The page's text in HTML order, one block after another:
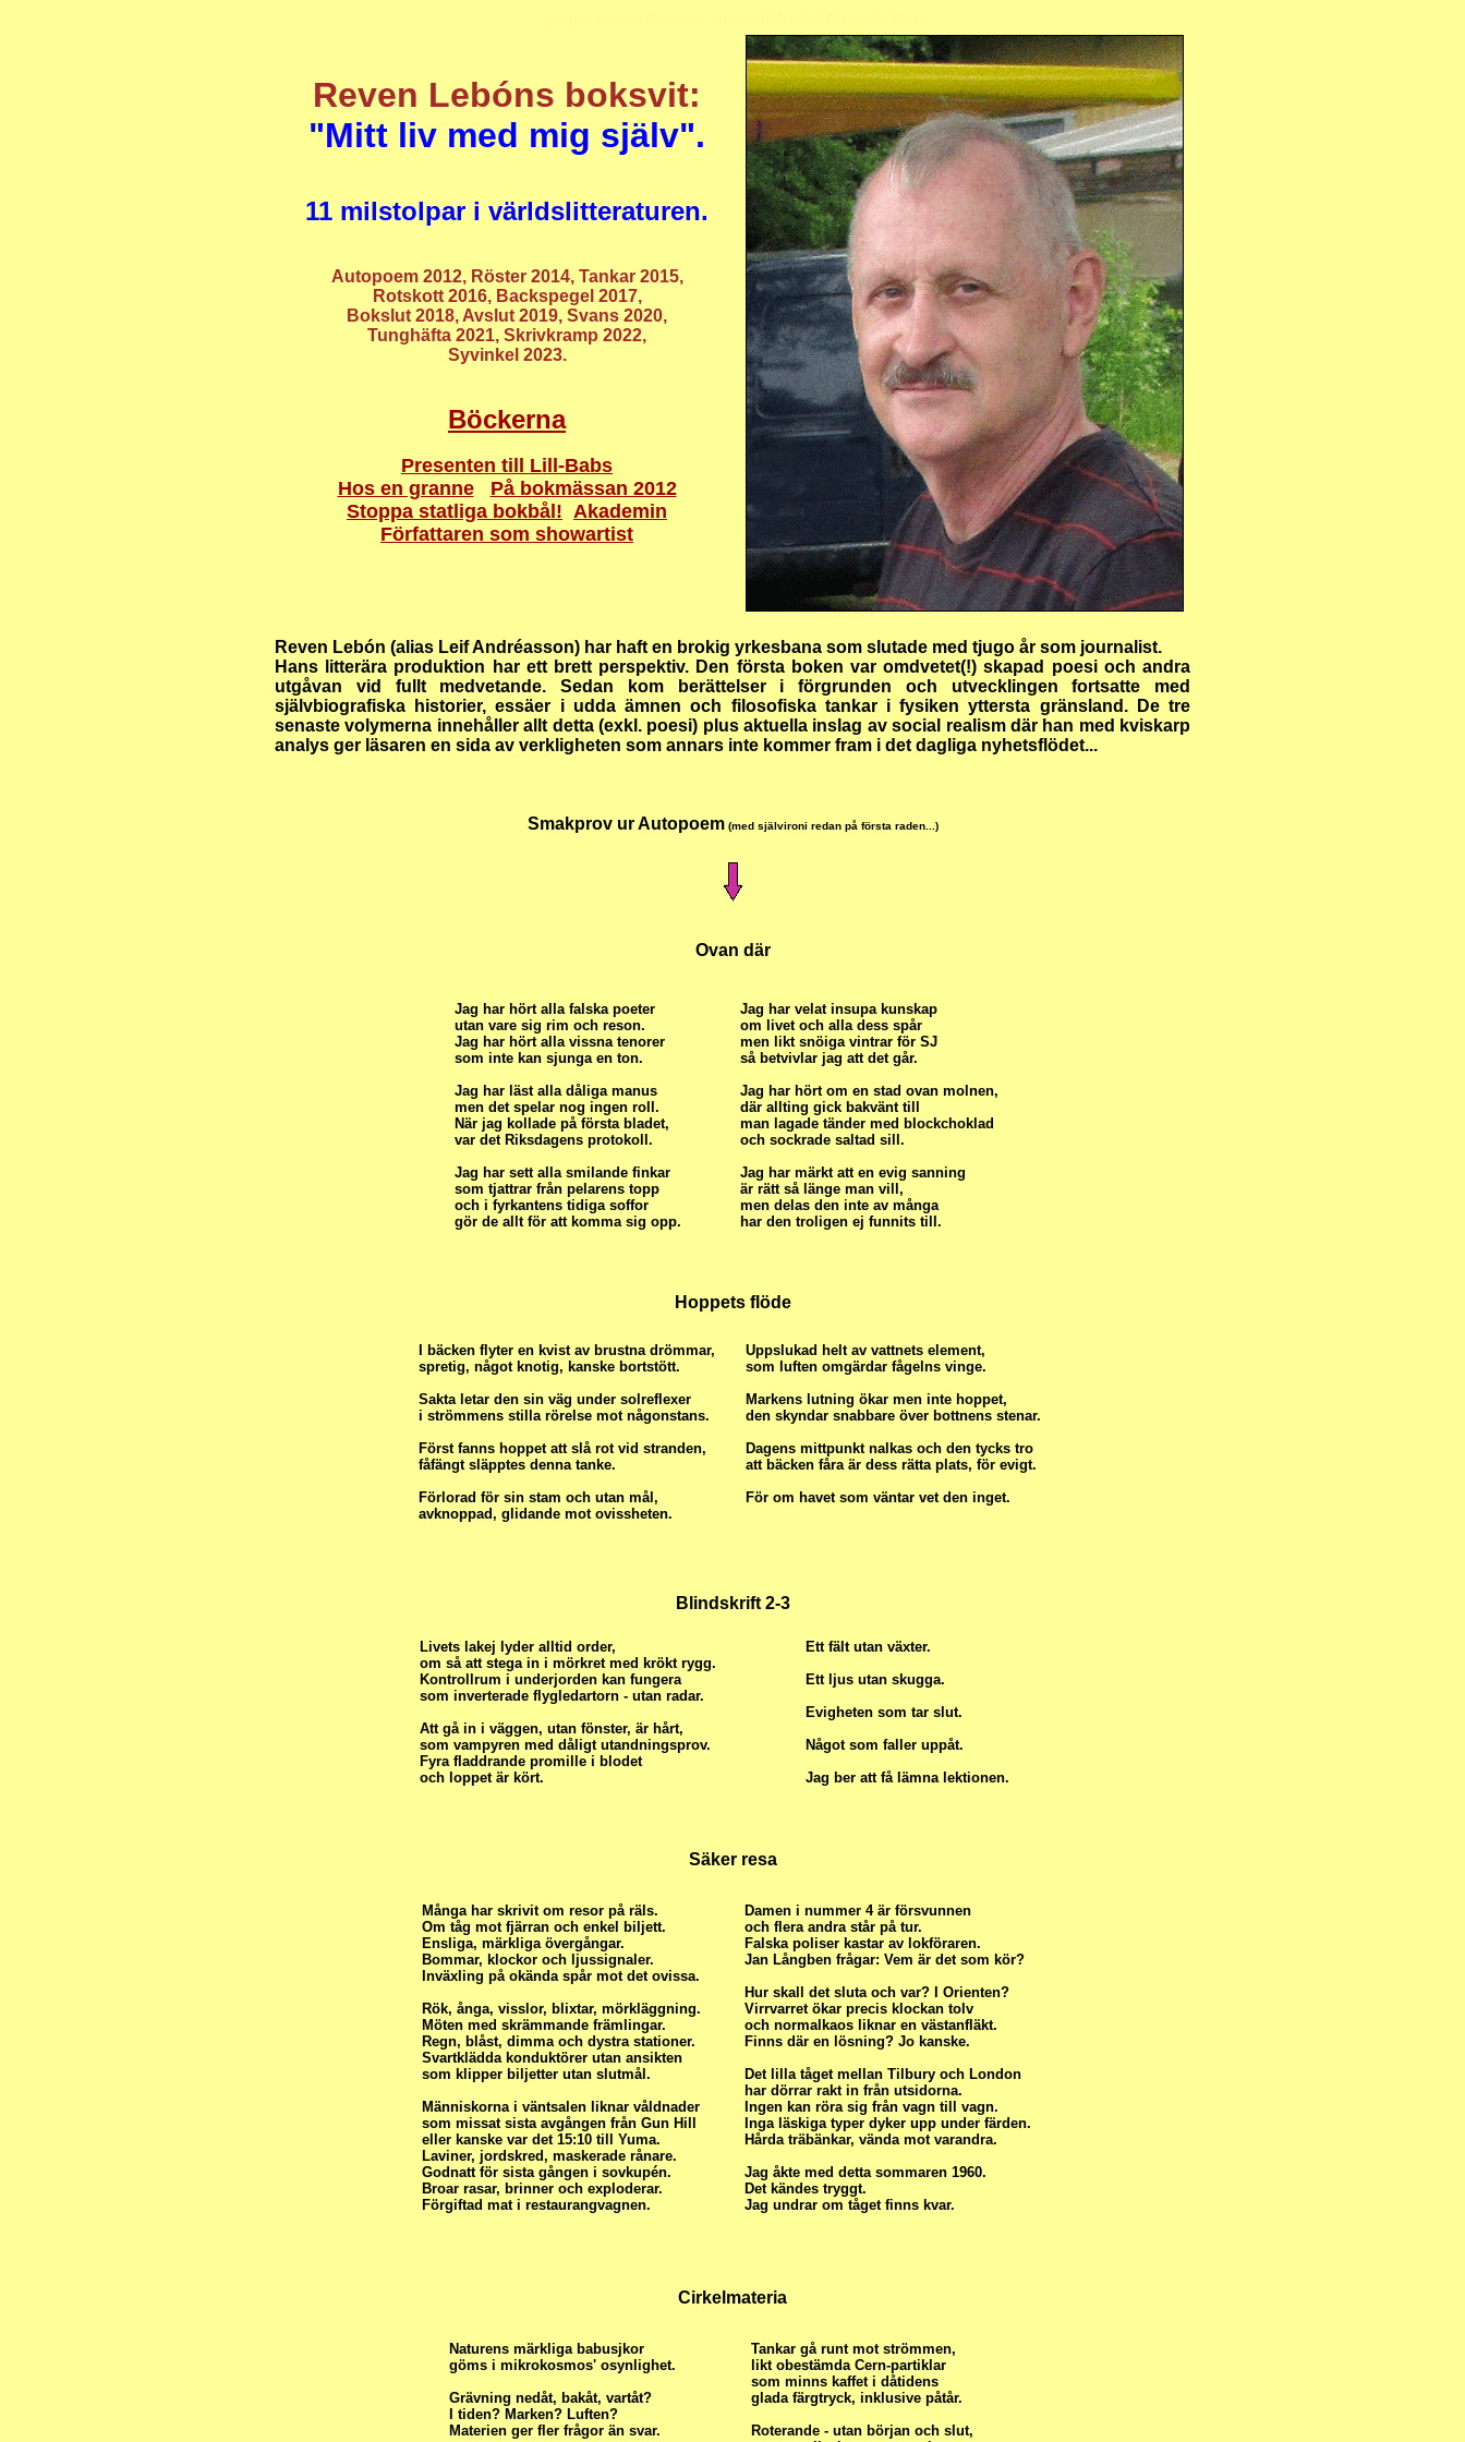
Reven Lebóns boksvit:
"Mitt liv med mig själv".
11 milstolpar i världslitteraturen.
Autopoem 2012, Röster 2014, Tankar 2015,
Rotskott 2016, Backspegel 2017,
Bokslut 2018, Avslut 2019, Svans 2020,
Tunghäfta 2021, Skrivkramp 2022,
Syvinkel 2023.
Böckerna
Presenten till Lill-Babs
Hos en granne
På bokmässan 2012
Stoppa statliga bokbål! Akademin
Författaren som showartist
Reven Lebón (alias Leif Andréasson) har haft en brokig yrkesbana som slutade med tjugo år som journalist.
Hans litterära produktion har ett brett perspektiv. Den första boken var omdvetet(!) skapad poesi och andra
utgåvan vid fullt medvetande. Sedan kom berättelser i förgrunden och utvecklingen fortsatte med
självbiografiska historier, essäer i udda ämnen och filosofiska tankar i fysiken yttersta gränsland. De tre
senaste volymerna innehåller allt detta (exkl. poesi) plus aktuella inslag av social realism där han med kviskarp
analys ger läsaren en sida av verkligheten som annars inte kommer fram i det dagliga nyhetsflödet...
Smakprov ur Autopoem(med självironi redan på första raden...)
Ovan där
Jag har hört alla falska poeter
utan vare sig rim och reson.
Jag har hört alla vissna tenorer
som inte kan sjunga en ton.
Jag har läst alla dåliga manus
men det spelar nog ingen roll.
När jag kollade på första bladet,
var det Riksdagens protokoll.
Jag har sett alla smilande finkar
som tjattrar från pelarens topp
och i fyrkantens tidiga soffor
gör de allt för att komma sig opp.
Jag har velat insupa kunskap
om livet och alla dess spår
men likt snöiga vintrar för SJ
så betvivlar jag att det går.
Jag har hört om en stad ovan molnen,
där allting gick bakvänt till
man lagade tänder med blockchoklad
och sockrade saltad sill.
Jag har märkt att en evig sanning
är rätt så länge man vill,
men delas den inte av många
har den troligen ej funnits till.
Hoppets flöde
I bäcken flyter en kvist av brustna drömmar,
spretig, något knotig, kanske bortstött.
Sakta letar den sin väg under solreflexer
i strömmens stilla rörelse mot någonstans.
Först fanns hoppet att slå rot vid stranden,
fåfängt släpptes denna tanke.
Förlorad för sin stam och utan mål,
avknoppad, glidande mot ovissheten.
Uppslukad helt av vattnets element,
som luften omgärdar fågelns vinge.
Markens lutning ökar men inte hoppet,
den skyndar snabbare över bottnens stenar.
Dagens mittpunkt nalkas och den tycks tro
att bäcken fåra är dess rätta plats, för evigt.
För om havet som väntar vet den inget.
Blindskrift 2-3
Livets lakej lyder alltid order,
om så att stega in i mörkret med krökt rygg.
Kontrollrum i underjorden kan fungera
som inverterade flygledartorn - utan radar.
Att gå in i väggen, utan fönster, är hårt,
som vampyren med dåligt utandningsprov.
Fyra fladdrande promille i blodet
och loppet är kört.
Ett fält utan växter.
Ett ljus utan skugga.
Evigheten som tar slut.
Något som faller uppåt.
Jag ber att få lämna lektionen.
Säker resa
Många har skrivit om resor på räls.
Om tåg mot fjärran och enkel biljett.
Ensliga, märkliga övergångar.
Bommar, klockor och ljussignaler.
Inväxling på okända spår mot det ovissa.
Rök, ånga, visslor, blixtar, mörkläggning.
Möten med skrämmande främlingar.
Regn, blåst, dimma och dystra stationer.
Svartklädda konduktörer utan ansikten
som klipper biljetter utan slutmål.
Människorna i väntsalen liknar våldnader
som missat sista avgången från Gun Hill
eller kanske var det 15:10 till Yuma.
Laviner, jordskred, maskerade rånare.
Godnatt för sista gången i sovkupén.
Broar rasar, brinner och exploderar.
Förgiftad mat i restaurangvagnen.
Damen i nummer 4 är försvunnen
och flera andra står på tur.
Falska poliser kastar av lokföraren.
Jan Långben frågar: Vem är det som kör?
Hur skall det sluta och var? I Orienten?
Virrvarret ökar precis klockan tolv
och normalkaos liknar en västanfläkt.
Finns där en lösning? Jo kanske.
Det lilla tåget mellan Tilbury och London
har dörrar rakt in från utsidorna.
Ingen kan röra sig från vagn till vagn.
Inga läskiga typer dyker upp under färden.
Hårda träbänkar, vända mot varandra.
Jag åkte med detta sommaren 1960.
Det kändes tryggt.
Jag undrar om tåget finns kvar.
Cirkelmateria
Naturens märkliga babusjkor
göms i mikrokosmos' osynlighet.
Grävning nedåt, bakåt, vartåt?
I tiden? Marken? Luften?
Materien ger fler frågor än svar.
Tankar gå runt mot strömmen,
likt obestämda Cern-partiklar
som minns kaffet i dåtidens
glada färgtryck, inklusive påtår.
Roterande - utan början och slut,